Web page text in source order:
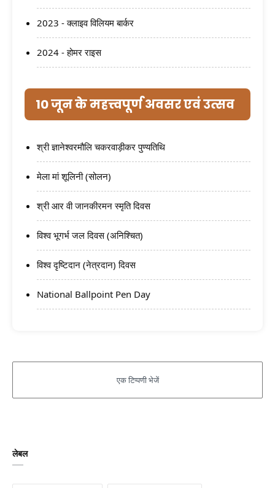
2023 - क्लाइव विलियम बार्कर
2024 - होमर राइस
10 जून के महत्त्वपूर्ण अवसर एवं उत्सव
श्री ज्ञानेश्वरमौलि चकरवाड़ीकर पुण्यतिथि
मेला मां शूलिनी (सोलन)
श्री आर वी जानकीरमन स्मृति दिवस
विश्व भूगर्भ जल दिवस (अनिश्चित)
विश्व दृष्टिदान (नेत्रदान) दिवस
National Ballpoint Pen Day
लेबल